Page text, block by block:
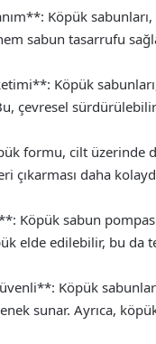
Köpük
sabun tasarrufu
Köpük sabunları,
çevresel
formu, cilt üzerinde
çıkarması daha
Köpük sabun
elde edilebilir, bu da
Köpük
sunar. Ayrıca,